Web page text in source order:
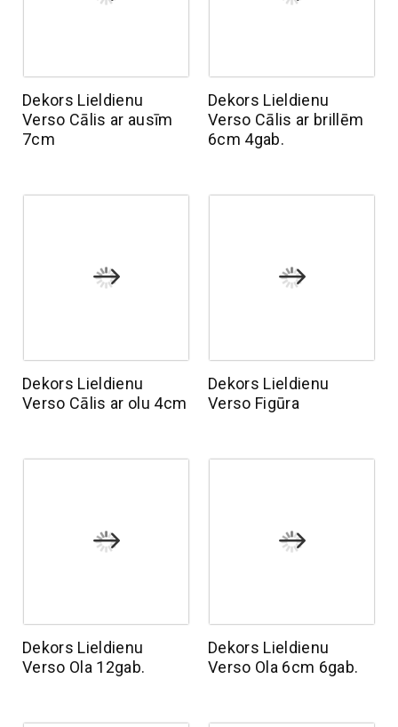
Dekors Lieldienu
Verso Cālis ar ausīm
7cm
Dekors Lieldienu
Verso Cālis ar brillēm
6cm 4gab.
Dekors Lieldienu
Verso Cālis ar olu 4cm
Dekors Lieldienu
Verso Figūra
Dekors Lieldienu
Verso Ola 12gab.
Dekors Lieldienu
Verso Ola 6cm 6gab.